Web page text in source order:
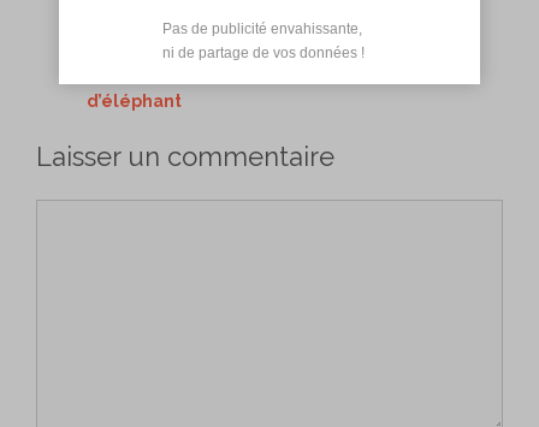
Comment nettoyer un canapé en tissu ?
d’éléphant
Laisser un commentaire
Pas de publicité envahissante,
ni de partage de vos données !